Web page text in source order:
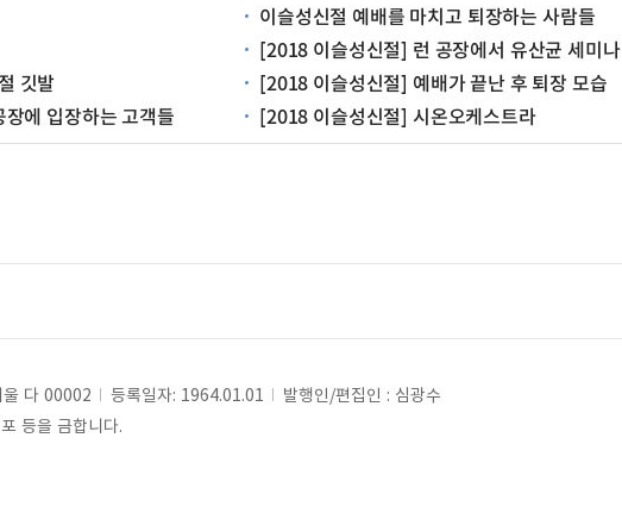
이슬성신절 예배를 마치고 퇴장하는 사람들
[2018 이슬성신절] 런 공장에서 유산균 세미나
깃발
[2018 이슬성신절] 예배가 끝난 후 퇴장 모습
에 입장하는 고객들
[2018 이슬성신절] 시온오케스트라
울 다 00002 등록일자: 1964.01.01
발행인/편집인 : 심광수
등을 금합니다.